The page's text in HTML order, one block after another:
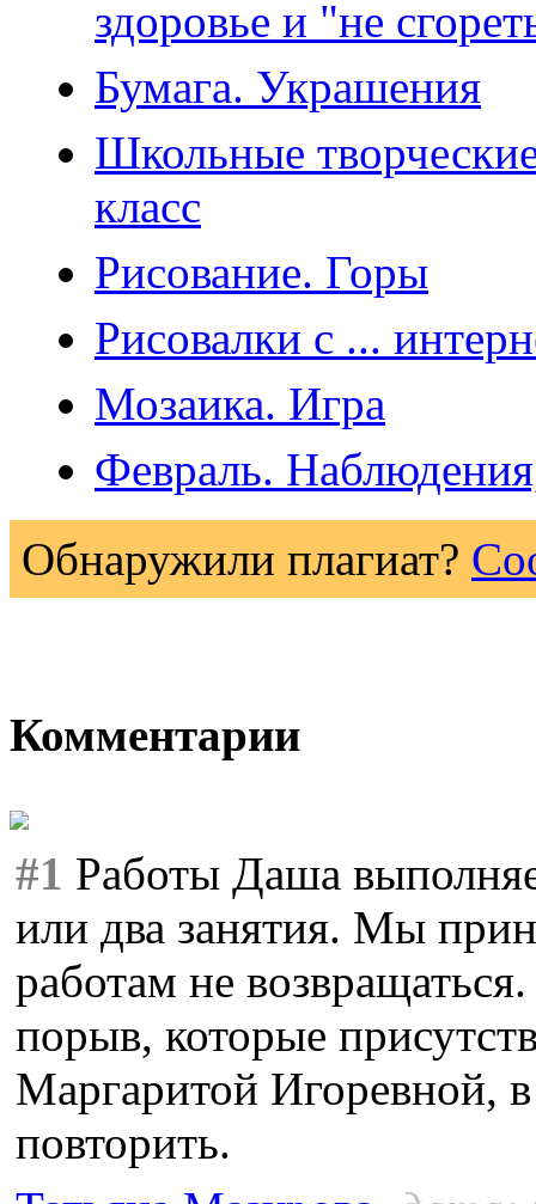
здоровье и "не
Бумага. Украшения
Школьные
класс
Рисование. Горы
Рисовалки с ...
Мозаика. Игра
Февраль.
Обнаружили плагиат?
Комментарии
#1 Работы Даша
или два занятия. Мы
работам не
порыв, которые
Маргаритой Игоревной,
повторить.